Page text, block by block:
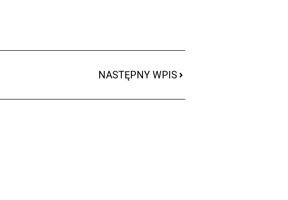
NASTĘPNY WPIS